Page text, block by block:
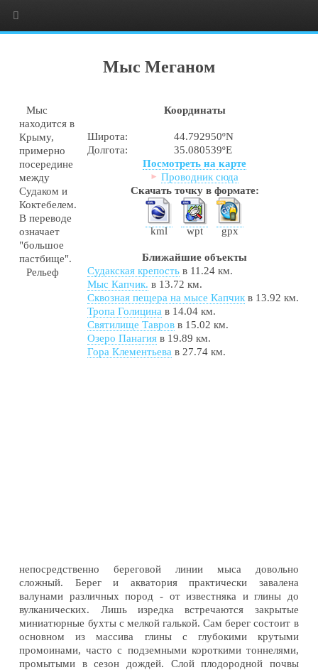
Мыс Меганом
Координаты
Широта:
44.792950ºN
Долгота:
35.080539ºE
Посмотреть на карте
Проводник сюда
Скачать точку в формате:
kml wpt gpx
Ближайшие объекты
Судакская крепостьв 11.24 км.
Мыс Капчик. в 13.72 км.
Сквозная пещера на мысе Капчикв 13.92 км.
Тропа Голицинав 14.04 км.
Святилище Тавровв 15.02 км.
Озеро Панагияв 19.89 км.
Гора Клементьевав 27.74 км.
Мыс
находится в
Крыму,
примерно
посередине
между
Судаком и
Коктебелем.
В переводе
означает
"большое
пастбище".
Рельеф
непосредственно береговой линии мыса довольно
сложный. Берег и акватория практически завалена
валунами различных пород - от известняка и глины до
вулканических. Лишь изредка встречаются закрытые
миниатюрные бухты с мелкой галькой. Сам берег состоит в
основном из массива глины с глубокими крутыми
промоинами, часто с подземными короткими тоннелями,
промытыми в сезон дождей. Слой плодородной почвы